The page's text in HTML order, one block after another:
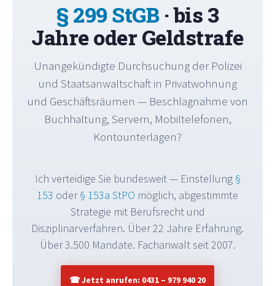
§ 299 StGB· bis 3
Jahre oder Geldstrafe
Unangekündigte Durchsuchung der Polizei
und Staatsanwaltschaft in Privatwohnung
und Geschäftsräumen — Beschlagnahme von
Buchhaltung, Servern, Mobiltelefonen,
Kontounterlagen?
Ich verteidige Sie bundesweit — Einstellung §
153 oder§ 153a StPO möglich, abgestimmte
Strategie mit Berufsrecht und
Disziplinarverfahren. Über 22 Jahre Erfahrung.
Über 3.500 Mandate. Fachanwalt seit 2007.
☎ Jetzt anrufen: 0431 – 979 940 20